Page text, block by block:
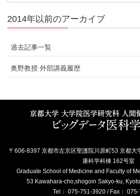
2014年以前のアーカイブ
過去記事一覧
奥野教授 外部講義履歴
〒606-8397 京都市左京区聖護院川原町53 京都大
康科学科棟 162号室
Graduate School of Medicine and Faculty of
53 Kawahara-cho,shogoin Sakyo-ku,
Tel： 075-751-3920 / Fax：